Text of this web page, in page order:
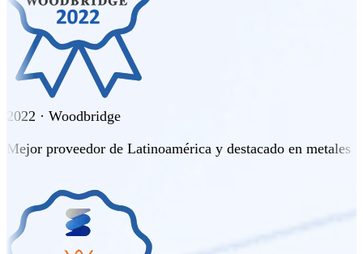
2022 · Woodbridge
Mejor proveedor de Latinoamérica y destacado en metales